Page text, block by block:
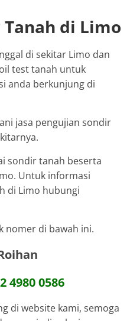
di Limo
di sekitar Limo dan
test tanah untuk
anda berkunjung di
jasa pengujian sondir
sondir tanah beserta
Untuk informasi
di Limo hubungi
nomer di bawah ini.
4980 0586
di website kami, semoga